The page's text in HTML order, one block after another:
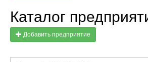
Каталог
Добавить предприятие